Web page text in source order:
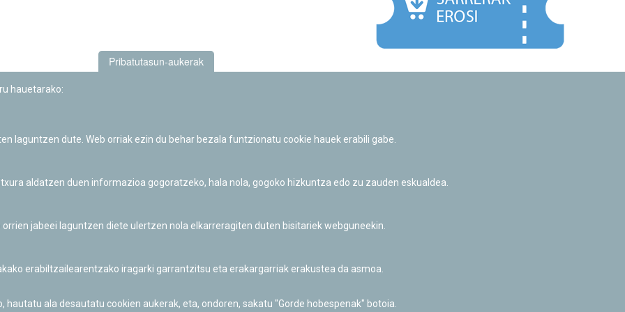
Informazio publikoa eskatzeko baimena
Pribatutasun-aukerak
hauetarako:
laguntzen dute. Web orriak ezin du behar bezala funtzionatu cookie hauek erabili gabe.
aldatzen duen informazioa gogoratzeko, hala nola, gogoko hizkuntza edo zu zauden eskualdea.
jabeei laguntzen diete ulertzen nola elkarreragiten duten bisitariek webguneekin.
erabiltzailearentzako iragarki garrantzitsu eta erakargarriak erakustea da asmoa.
ala desautatu cookien aukerak, eta, ondoren, sakatu "Gorde hobespenak" botoia.